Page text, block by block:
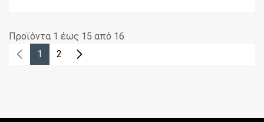
Προϊόντα 1 έως 15 από 16
1
2